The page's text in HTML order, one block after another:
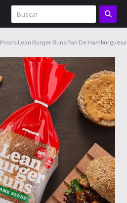
Prozis Lean Burger Buns Pan De